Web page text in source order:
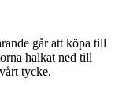
går att köpa till
halkat ned till
tycke.